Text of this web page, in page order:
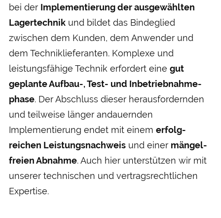
bei der Implementierung der aus­gewählten
Lager­technikund bildet das Binde­glied
zwischen dem Kunden, dem Anwender und
dem Technik­lieferanten. Komplexe und
leistungs­fähige Technik erfordert eine gut
geplante Aufbau-, Test- und Inbetrieb­nahme­
phase. Der Abschluss dieser heraus­fordernden
und teil­weise länger andauernden
Implementierung endet mit einem erfolg­
reichen Leistungs­nachweisund einer mängel­
freien Abnahme. Auch hier unter­stützen wir mit
unserer technischen und vertrags­rechtlichen
Expertise.